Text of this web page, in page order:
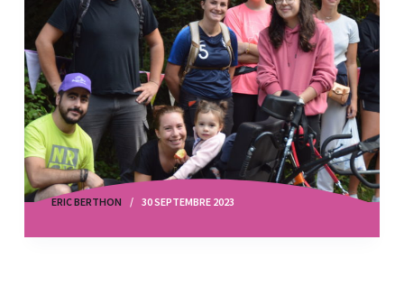
ERIC BERTHON 30 SEPTEMBRE 2023